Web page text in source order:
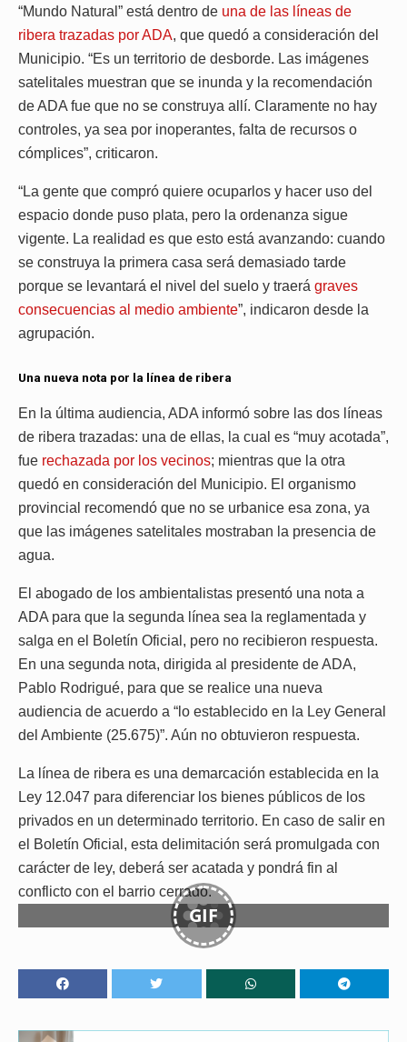
“Mundo Natural” está dentro de una de las líneas de
ribera trazadas por ADA, que quedó a consideración del
Municipio. “Es un territorio de desborde. Las imágenes
satelitales muestran que se inunda y la recomendación
de ADA fue que no se construya allí. Claramente no hay
controles, ya sea por inoperantes, falta de recursos o
cómplices”, criticaron.
“La gente que compró quiere ocuparlos y hacer uso del
espacio donde puso plata, pero la ordenanza sigue
vigente. La realidad es que esto está avanzando: cuando
se construya la primera casa será demasiado tarde
porque se levantará el nivel del suelo y traerá graves
consecuencias al medio ambiente”, indicaron desde la
agrupación.
Una nueva nota por la línea de ribera
En la última audiencia, ADA informó sobre las dos líneas
de ribera trazadas: una de ellas, la cual es “muy acotada”,
fue rechazada por los vecinos; mientras que la otra
quedó en consideración del Municipio. El organismo
provincial recomendó que no se urbanice esa zona, ya
que las imágenes satelitales mostraban la presencia de
agua.
El abogado de los ambientalistas presentó una nota a
ADA para que la segunda línea sea la reglamentada y
salga en el Boletín Oficial, pero no recibieron respuesta.
En una segunda nota, dirigida al presidente de ADA,
Pablo Rodrigué, para que se realice una nueva
audiencia de acuerdo a “lo establecido en la Ley General
del Ambiente (25.675)”. Aún no obtuvieron respuesta.
La línea de ribera es una demarcación establecida en la
Ley 12.047 para diferenciar los bienes públicos de los
privados en un determinado territorio. En caso de salir en
el Boletín Oficial, esta delimitación será promulgada con
carácter de ley, deberá ser acatada y pondrá fin al
conflicto con el barrio cerrado.
GIF